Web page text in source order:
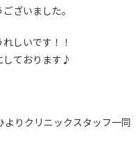
ざいました。
しいです！！
しております♪
よりクリニックスタッフ一同